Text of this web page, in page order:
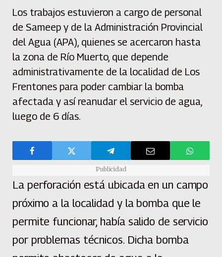
Los trabajos estuvieron a cargo de personal
de Sameep y de la Administración Provincial
del Agua (APA), quienes se acercaron hasta
la zona de Río Muerto, que depende
administrativamente de la localidad de Los
Frentones para poder cambiar la bomba
afectada y así reanudar el servicio de agua,
luego de 6 días.
Publicidad
La perforación está ubicada en un campo
próximo a la localidad y la bomba que le
permite funcionar, había salido de servicio
por problemas técnicos. Dicha bomba